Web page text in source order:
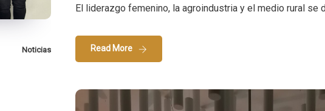
Noticias
El liderazgo femenino, la agroindustria y el medio rural se
Read More